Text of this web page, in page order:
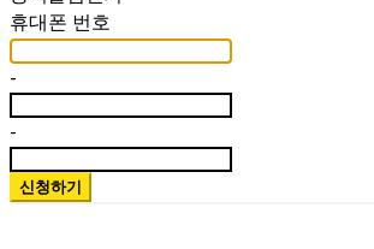
휴대폰 번호
-
-
신청하기